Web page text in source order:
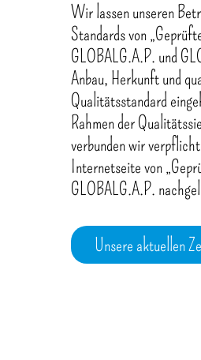
Wir lassen unseren
Standards von
GLOBALG.A.P. und
Anbau, Herkunft und
Qualitätsstandard
Rahmen der
verbunden wir
Internetseite von
GLOBALG.A.P.
Unsere aktuellen